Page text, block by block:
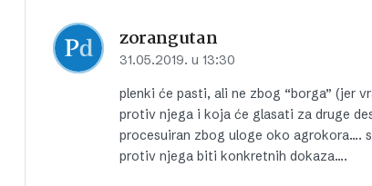
zorangutan
31.05.2019. u 13:30
plenki će pasti, ali ne zbog “borga” (jer
protiv njega i koja će glasati za druge
procesuiran zbog uloge oko agrokora….
protiv njega biti konkretnih dokaza….